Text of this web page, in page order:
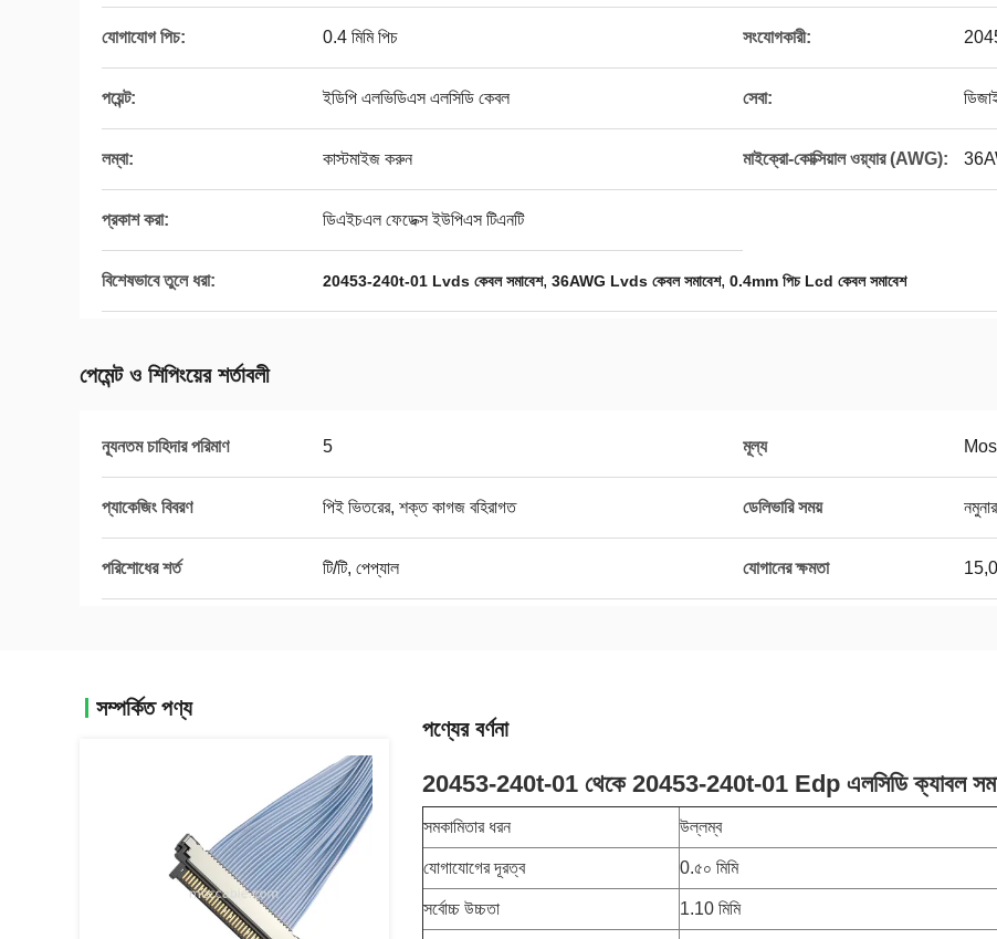
যোগাযোগ পিচ: 0.4 মিমি পিচ সংযোগকারী:
পয়েন্ট: ইডিপি এলভিডিএস এলসিডি কেবল সেবা:
লম্বা: কাস্টমাইজ করুন মাইক্রো-কোক্সিয়াল ওয়্যার (AWG):
প্রকাশ করা: ডিএইচএল ফেডেক্স ইউপিএস টিএনটি
বিশেষভাবে তুলে ধরা: 20453-240t-01 Lvds কেবল সমাবেশ, 36AWG Lvds কেবল সমাবেশ, 0.4mm পিচ Lcd কেবল সমাবেশ
পেমেন্ট ও শিপিংয়ের শর্তাবলী
ন্যূনতম চাহিদার পরিমাণ 5 মূল্য
প্যাকেজিং বিবরণ পিই ভিতরের, শক্ত কাগজ বহিরাগত ডেলিভারি সময়
পরিশোধের শর্ত টি/টি, পেপ্যাল যোগানের ক্ষমতা
সম্পর্কিত পণ্য
পণ্যের বর্ণনা
20453-240t-01 থেকে 20453-240t-01 Edp এলসিডি ক্যাবল
সমকামিতার ধরন উল্লম্ব
যোগাযোগের দূরত্ব 0.৫০ মিমি
সর্বোচ্চ উচ্চতা 1.10 মিমি